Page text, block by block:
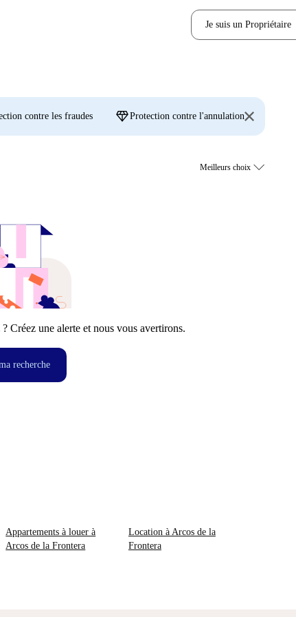
Je suis un Propriétaire
contre les fraudes diamondProtection contre l'annulation
Créez une alerte et nous vous avertirons.
recherche
Appartements à louer à
Arcos de la Frontera
Location à Arcos de la
Frontera